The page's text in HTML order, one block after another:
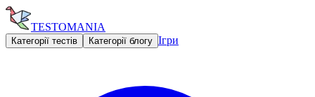
TESTOMANIA
Категорії тестів Категорії блогу Ігри